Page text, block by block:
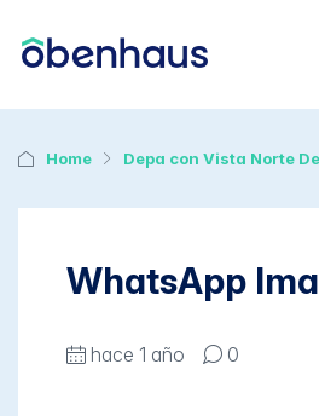
Home Depa con Vista Norte
WhatsApp
hace 1 año 0